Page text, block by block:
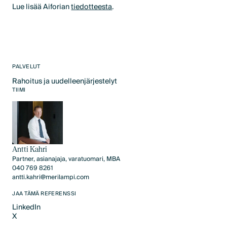
PALVELUT
Rahoitus ja uudelleenjärjestelyt
Text Link
TIIMI
Antti Kahri
Partner, asianajaja, varatuomari, MBA
040 769 8261
antti.kahri@merilampi.com
JAA TÄMÄ REFERENSSI
LinkedIn
LinkedIn
X
Lue lisää Aiforiantiedotteesta.